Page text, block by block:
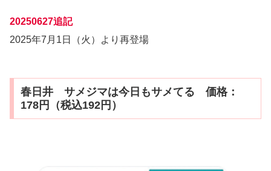
20250627追記
2025年7月1日（火）より再登場
春日井 サメジマは今日もサメてる 価格：
178円（税込192円）